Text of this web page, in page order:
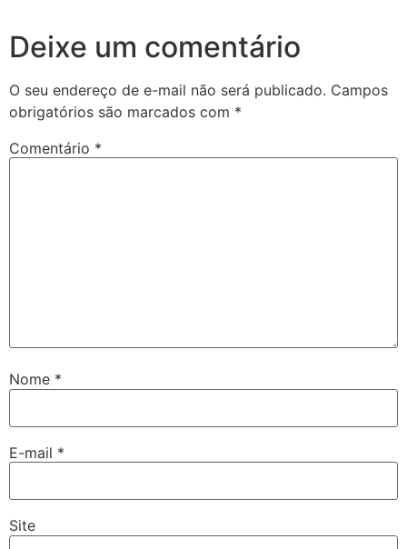
Deixe um comentário
O seu endereço de e-mail não será publicado. Campos
obrigatórios são marcados com *
Comentário *
Nome *
E-mail *
Site